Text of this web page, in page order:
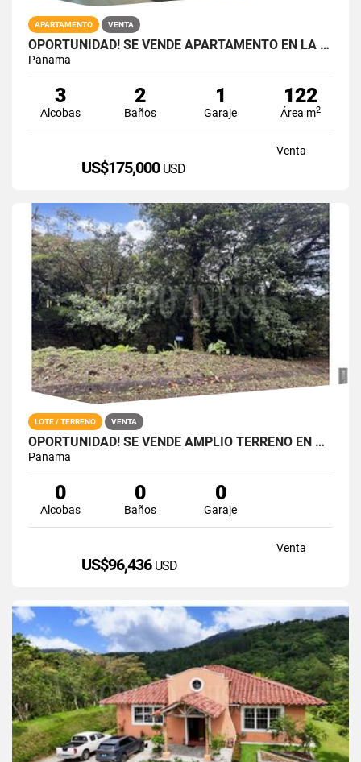
APARTAMENTO VENTA
OPORTUNIDAD! SE VENDE APARTAMENTO EN LA LOMA - HATO PINTADO
Panama
3
Alcobas
2
Baños
1
Garaje
122
Área m2
Venta
US$175,000 USD
LOTE / TERRENO VENTA
OPORTUNIDAD! SE VENDE AMPLIO TERRENO EN GALICIA, ALTOS DEL MARIA
Panama
0
Alcobas
0
Baños
0
Garaje
Venta
US$96,436 USD